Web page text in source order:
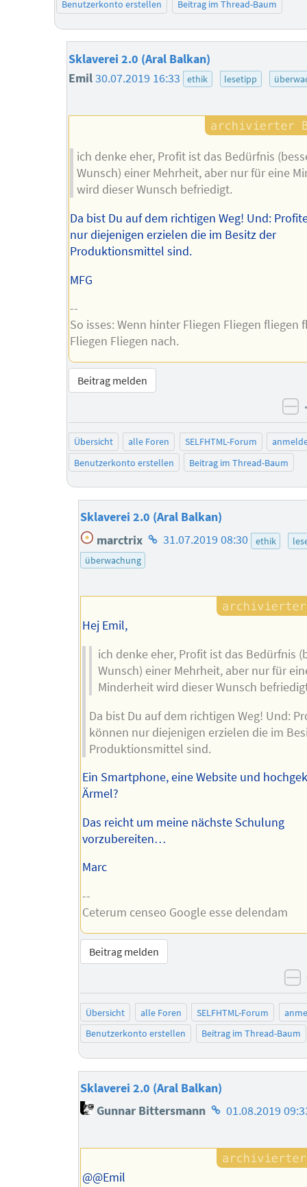
Benutzerkonto erstellen
Beitrag im Thread-Baum
Sklaverei 2.0 (Aral Balkan)
Emil30.07.2019 16:33 ethik lesetipp
ich denke eher, Profit ist das Bedürfnis
Wunsch) einer Mehrheit, aber nur für eine
wird dieser Wunsch befriedigt.
Da bist Du auf dem richtigen Weg! Und:
nur diejenigen erzielen die im Besitz der
Produktionsmittel sind.
MFG
--
So isses: Wenn hinter Fliegen Fliegen fliegen
Fliegen Fliegen nach.
Beitrag melden
Übersicht alle Foren SELFHTML-Forum
Benutzerkonto erstellen
Beitrag im Thread-Baum
Sklaverei 2.0 (Aral Balkan)
marctrix Homepage
des
31.07.2019 08:30 ethik
überwachung
Hej Emil,
ich denke eher, Profit ist das Bedürfnis
Wunsch) einer Mehrheit, aber nur für
Minderheit wird dieser Wunsch
Da bist Du auf dem richtigen Weg! Und:
können nur diejenigen erzielen die im
Produktionsmittel sind.
Ein Smartphone, eine Website und
Ärmel?
Das reicht um meine nächste Schulung
vorzubereiten…
Marc
--
Ceterum censeo Google esse delendam
Beitrag melden
Übersicht alle Foren SELFHTML-Forum
Benutzerkonto erstellen
Beitrag im Thread-Baum
Sklaverei 2.0 (Aral Balkan)
Gunnar Bittersmann Homepage
Autors
01.08.2019
@@Emil